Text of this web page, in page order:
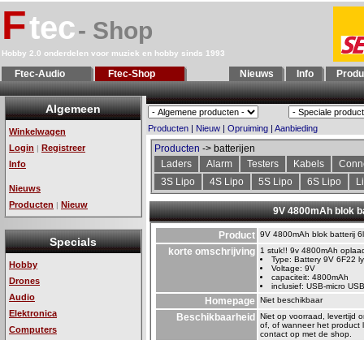
Ftec- Shop
Hobby 2.0 onderdelen voor muziek en hobby sinds 1993
Ftec-Audio Ftec-Shop Nieuws Info
Algemeen
Winkelwagen
Login | Registreer
Info
Nieuws
Producten | Nieuw
Specials
Hobby
Drones
Audio
Elektronica
Computers
Producten | Nieuw | Opruiming | Aanbieding
Producten -> batterijen
Laders
Alarm Testers Kabels
3S Lipo
4S Lipo 5S Lipo 6S Lipo
9V 4800mAh blok
Product 9V 4800mAh blok batterij
korte omschrijving
1 stuk!! 9v 4800mAh
Type: Battery 9V 6F22
Voltage: 9V
capaciteit: 4800mAh
inclusief: USB-micro
Homepage Niet beschikbaar
Beschikbaarheid
Niet op voorraad, levertijd
of, of wanneer het product
contact op met de shop.